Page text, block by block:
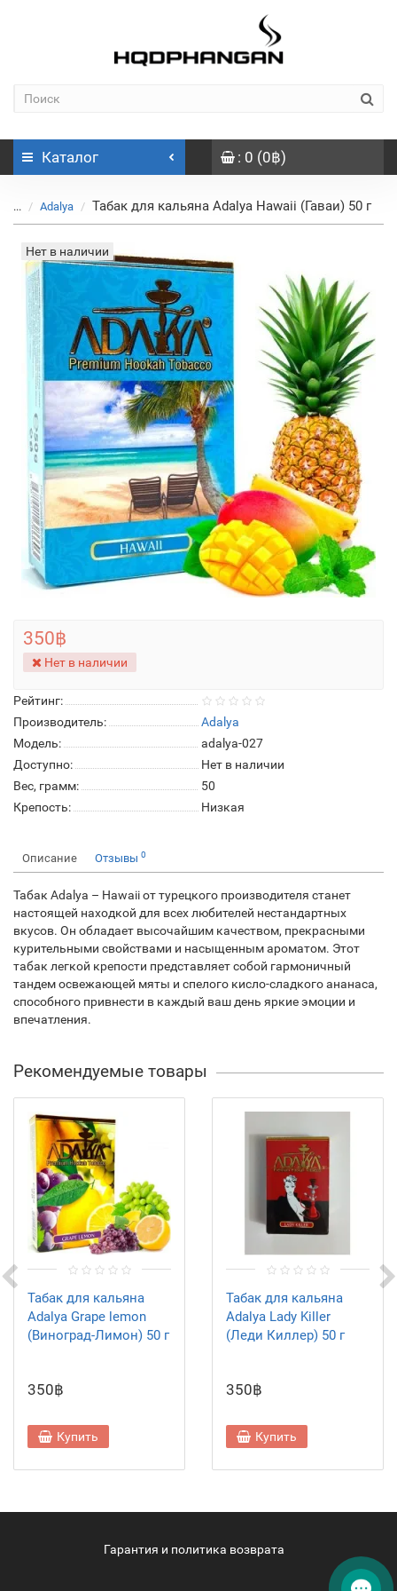
Каталог : 0 (0฿)
... Adalya Табак для кальяна Adalya Hawaii (Гаваи) 50 г
Нет в наличии
Рейтинг:
Производитель:
Adalya
Модель:
adalya-027
Доступно:
Нет в наличии
Вес, грамм:
50
Крепость:
Низкая
350฿
Нет в наличии
Описание Отзывы 0
Табак Adalya – Hawaii от турецкого производителя станет
настоящей находкой для всех любителей нестандартных
вкусов. Он обладает высочайшим качеством, прекрасными
курительными свойствами и насыщенным ароматом. Этот
табак легкой крепости представляет собой гармоничный
тандем освежающей мяты и спелого кисло-сладкого ананаса,
способного привнести в каждый ваш день яркие эмоции и
впечатления.
Рекомендуемые товары
Табак для кальяна
Adalya Grape lemon
(Виноград-Лимон) 50 г
350฿
Купить
Табак для кальяна
Adalya Lady Killer
(Леди Киллер) 50 г
350฿
Купить
Гарантия и политика возврата